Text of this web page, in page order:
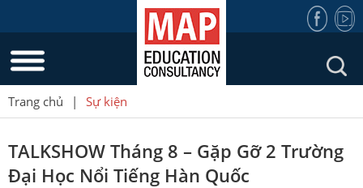
Trang chủ | Sự kiện
TALKSHOW Tháng 8 – Gặp Gỡ 2 Trường
Đại Học Nổi Tiếng Hàn Quốc